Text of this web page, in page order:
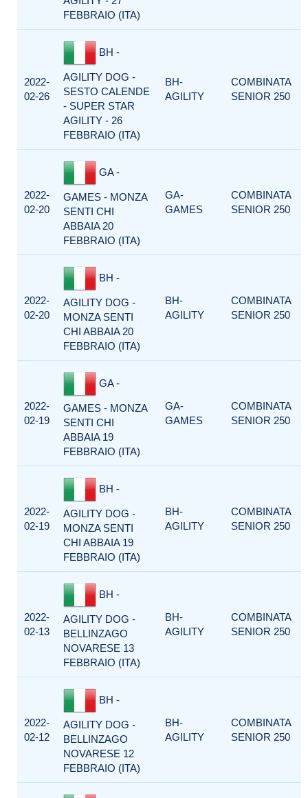
FEBBRAIO (ITA)
2022-
02-26
BH -
AGILITY DOG -
SESTO CALENDE
- SUPER STAR
AGILITY - 26
FEBBRAIO (ITA)
BH-
AGILITY
COMBINATA
SENIOR 250
2022-
02-20
GA -
GAMES - MONZA
SENTI CHI
ABBAIA 20
FEBBRAIO (ITA)
GA-
GAMES
COMBINATA
SENIOR 250
2022-
02-20
BH -
AGILITY DOG -
MONZA SENTI
CHI ABBAIA 20
FEBBRAIO (ITA)
BH-
AGILITY
COMBINATA
SENIOR 250
2022-
02-19
GA -
GAMES - MONZA
SENTI CHI
ABBAIA 19
FEBBRAIO (ITA)
GA-
GAMES
COMBINATA
SENIOR 250
2022-
02-19
BH -
AGILITY DOG -
MONZA SENTI
CHI ABBAIA 19
FEBBRAIO (ITA)
BH-
AGILITY
COMBINATA
SENIOR 250
2022-
02-13
BH -
AGILITY DOG -
BELLINZAGO
NOVARESE 13
FEBBRAIO (ITA)
BH-
AGILITY
COMBINATA
SENIOR 250
2022-
02-12
BH -
AGILITY DOG -
BELLINZAGO
NOVARESE 12
FEBBRAIO (ITA)
BH-
AGILITY
COMBINATA
SENIOR 250